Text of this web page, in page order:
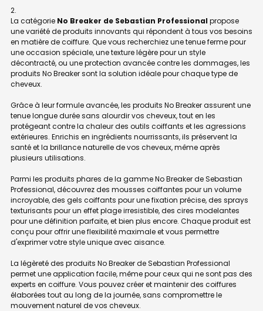
La catégorie No Breaker de Sebastian Professional propose
une variété de produits innovants qui répondent à tous vos besoins
en matière de coiffure. Que vous recherchiez une tenue ferme pour
une occasion spéciale, une texture légère pour un style
décontracté, ou une protection avancée contre les dommages, les
produits No Breaker sont la solution idéale pour chaque type de
cheveux.
Grâce à leur formule avancée, les produits No Breaker assurent une
tenue longue durée sans alourdir vos cheveux, tout en les
protégeant contre la chaleur des outils coiffants et les agressions
extérieures. Enrichis en ingrédients nourrissants, ils préservent la
santé et la brillance naturelle de vos cheveux, même après
plusieurs utilisations.
Parmi les produits phares de la gamme No Breaker de Sebastian
Professional, découvrez des mousses coiffantes pour un volume
incroyable, des gels coiffants pour une fixation précise, des sprays
texturisants pour un effet plage irresistible, des cires modelantes
pour une définition parfaite, et bien plus encore. Chaque produit est
conçu pour offrir une flexibilité maximale et vous permettre
d'exprimer votre style unique avec aisance.
La légèreté des produits No Breaker de Sebastian Professional
permet une application facile, même pour ceux qui ne sont pas des
experts en coiffure. Vous pouvez créer et maintenir des coiffures
élaborées tout au long de la journée, sans compromettre le
mouvement naturel de vos cheveux.